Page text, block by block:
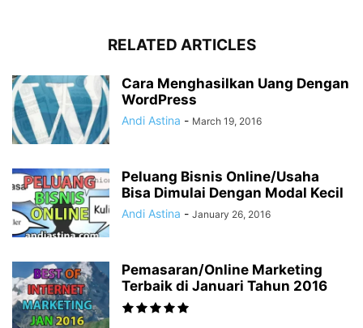
RELATED ARTICLES
Cara Menghasilkan Uang Dengan
WordPress
Andi Astina - March 19, 2016
Peluang Bisnis Online/Usaha
Bisa Dimulai Dengan Modal Kecil
Andi Astina - January 26, 2016
Pemasaran/Online Marketing
Terbaik di Januari Tahun 2016